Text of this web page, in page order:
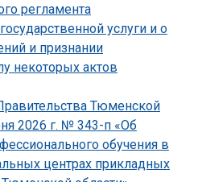
регламента
услуги и о
и признании
некоторых актов
Тюменской
2026 г. № 343-п «Об
обучения в
центрах прикладных